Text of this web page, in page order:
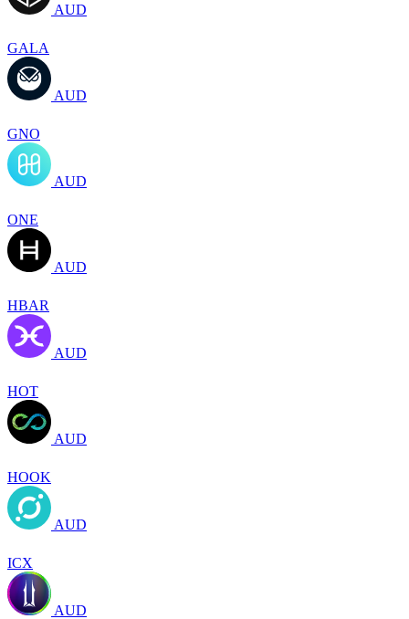
AUD
GALA
AUD
GNO
AUD
ONE
AUD
HBAR
AUD
HOT
AUD
HOOK
AUD
ICX
AUD